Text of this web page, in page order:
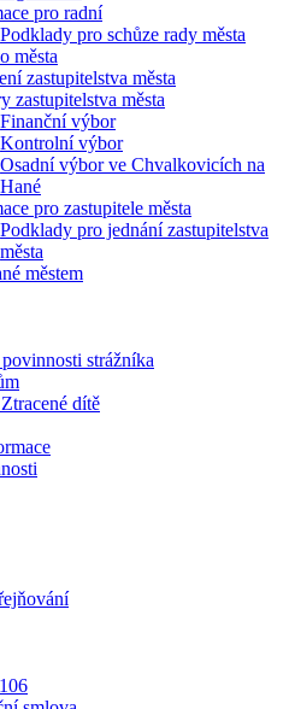
pro radní
Podklady pro schůze rady města
města
zastupitelstva města
zastupitelstva města
Finanční výbor
Kontrolní výbor
Osadní výbor ve Chvalkovicích na
Hané
pro zastupitele města
Podklady pro jednání zastupitelstva
města
městem
strážníka
dítě